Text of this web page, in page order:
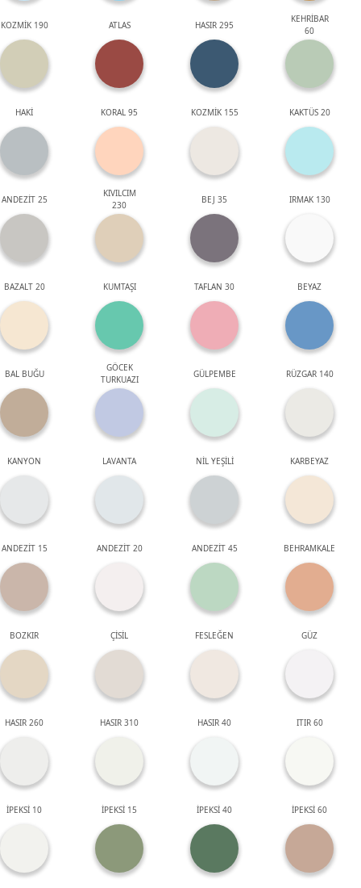
KOZMİK 190 ATLAS HASIR 295
KEHRİBAR
60
HAKİ KORAL 95 KOZMİK 155 KAKTÜS 20
ANDEZİT 25
KIVILCIM
230
BEJ 35 IRMAK 130
BAZALT 20 KUMTAŞI TAFLAN 30 BEYAZ
BAL BUĞU
GÖCEK
TURKUAZI
GÜLPEMBE RÜZGAR 140
KANYON LAVANTA NİL YEŞİLİ KARBEYAZ
ANDEZİT 15 ANDEZİT 20 ANDEZİT 45 BEHRAMKALE
BOZKIR ÇİSİL FESLEĞEN GÜZ
HASIR 260 HASIR 310 HASIR 40 ITIR 60
İPEKSİ 10 İPEKSİ 15 İPEKSİ 40 İPEKSİ 60